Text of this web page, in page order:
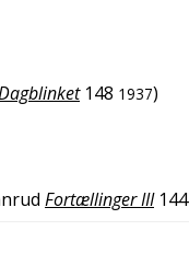
148 1937)
Fortællinger III 144